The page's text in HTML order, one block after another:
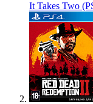
It Takes Two